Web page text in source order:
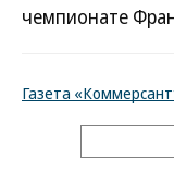
чемпионате
Газета